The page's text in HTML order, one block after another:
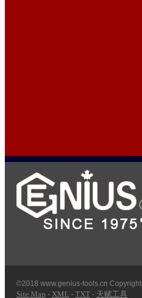
©2018 www.genius-tools.cn Copyright
Site Map - XML - TXT - 天赋工具